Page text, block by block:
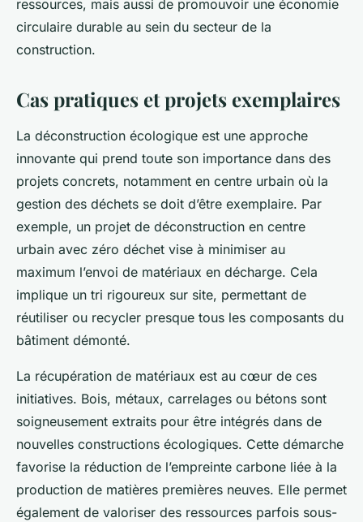
ressources, mais aussi de promouvoir une économie
circulaire durable au sein du secteur de la
construction.
Cas pratiques et projets exemplaires
La déconstruction écologique est une approche
innovante qui prend toute son importance dans des
projets concrets, notamment en centre urbain où la
gestion des déchets se doit d’être exemplaire. Par
exemple, un projet de déconstruction en centre
urbain avec zéro déchet vise à minimiser au
maximum l’envoi de matériaux en décharge. Cela
implique un tri rigoureux sur site, permettant de
réutiliser ou recycler presque tous les composants du
bâtiment démonté.
La récupération de matériaux est au cœur de ces
initiatives. Bois, métaux, carrelages ou bétons sont
soigneusement extraits pour être intégrés dans de
nouvelles constructions écologiques. Cette démarche
favorise la réduction de l’empreinte carbone liée à la
production de matières premières neuves. Elle permet
également de valoriser des ressources parfois sous-